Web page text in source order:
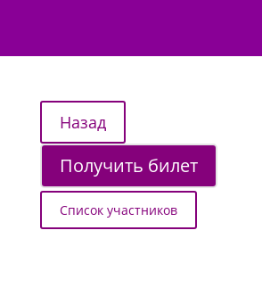
Получить билет
Список участников